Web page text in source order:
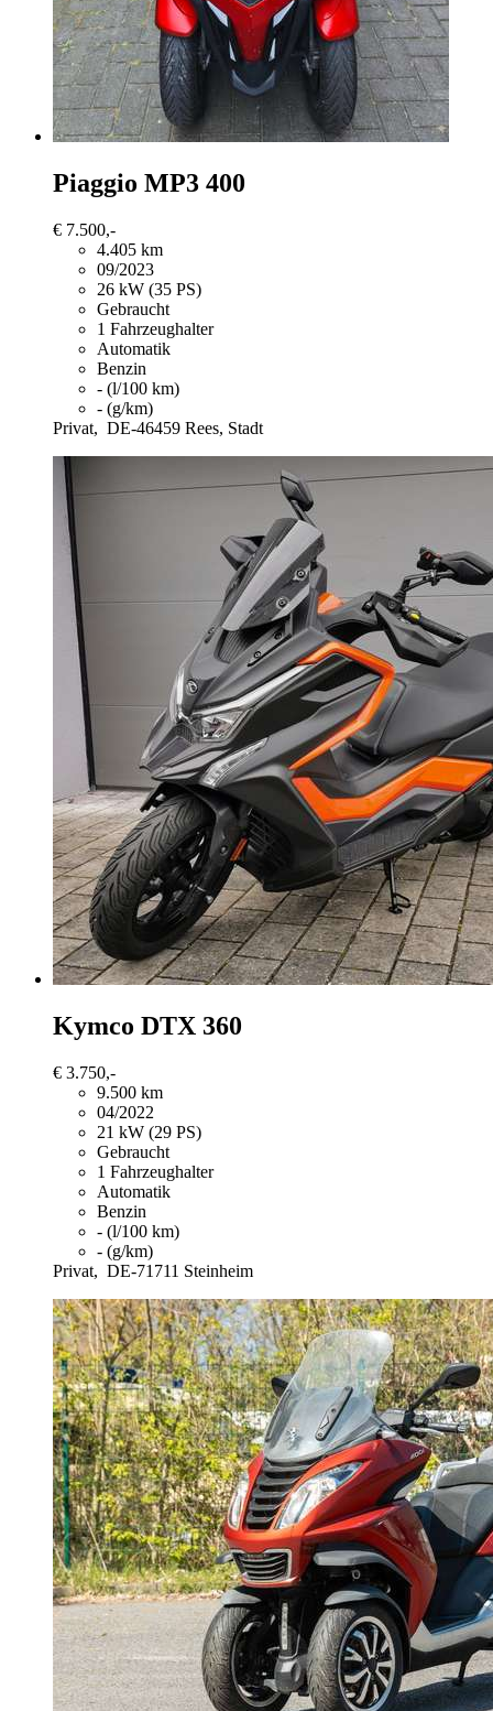
Piaggio MP3 400
€ 7.500,-
4.405 km
09/2023
26 kW (35 PS)
Gebraucht
1 Fahrzeughalter
Automatik
Benzin
- (l/100 km)
- (g/km)
Privat, DE-46459 Rees, Stadt
Kymco DTX 360
€ 3.750,-
9.500 km
04/2022
21 kW (29 PS)
Gebraucht
1 Fahrzeughalter
Automatik
Benzin
- (l/100 km)
- (g/km)
Privat, DE-71711 Steinheim